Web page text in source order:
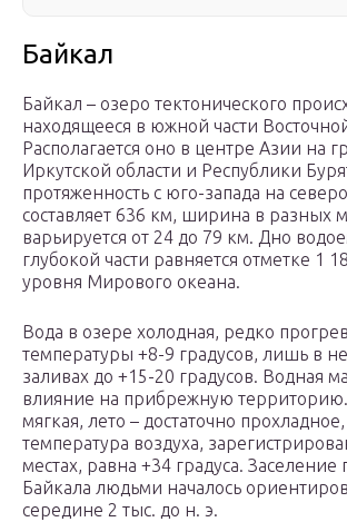
Байкал
Байкал – озеро тектонического
находящееся в южной части
Располагается оно в центре Азии на
Иркутской области и Республики
протяженность с юго-запада на
составляет 636 км, ширина в разных
варьируется от 24 до 79 км. Дно
глубокой части равняется отметке 1
уровня Мирового океана.
Вода в озере холодная, редко
температуры +8-9 градусов, лишь в
заливах до +15-20 градусов. Водная
влияние на прибрежную
мягкая, лето – достаточно
температура воздуха,
местах, равна +34 градуса. Заселение
Байкала людьми началось
середине 2 тыс. до н. э.